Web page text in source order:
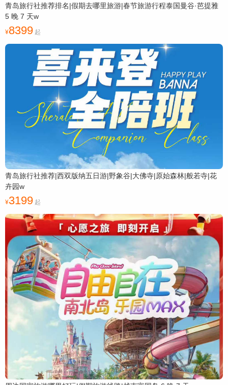
青岛旅行社推荐排名|假期去哪里旅游|春节旅游行程泰国曼谷·芭提雅
5 晚 7 天w
8399 起
青岛旅行社推荐|西双版纳五日游|野象谷|大佛寺|原始森林|般若寺|花
卉园w
3199 起